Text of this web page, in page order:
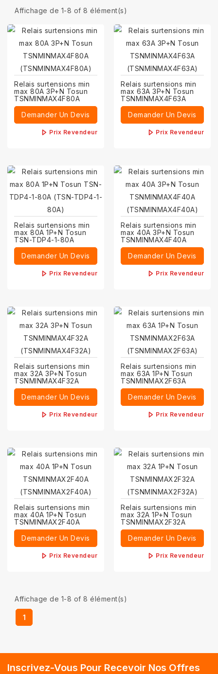
Affichage de 1-8 of 8 élément(s)
Relais surtensions min
max 80A 3P+N Tosun
TSNMINMAX4F80A
Demander Un Devis
Prix Revendeur
Relais surtensions min
max 63A 3P+N Tosun
TSNMINMAX4F63A
Demander Un Devis
Prix Revendeur
Relais surtensions min
max 80A 1P+N Tosun
TSN-TDP4-1-80A
Demander Un Devis
Prix Revendeur
Relais surtensions min
max 40A 3P+N Tosun
TSNMINMAX4F40A
Demander Un Devis
Prix Revendeur
Relais surtensions min
max 32A 3P+N Tosun
TSNMINMAX4F32A
Demander Un Devis
Prix Revendeur
Relais surtensions min
max 63A 1P+N Tosun
TSNMINMAX2F63A
Demander Un Devis
Prix Revendeur
Relais surtensions min
max 40A 1P+N Tosun
TSNMINMAX2F40A
Demander Un Devis
Prix Revendeur
Relais surtensions min
max 32A 1P+N Tosun
TSNMINMAX2F32A
Demander Un Devis
Prix Revendeur
Affichage de 1-8 of 8 élément(s)
1
Inscrivez-Vous Pour Recevoir Nos Offres